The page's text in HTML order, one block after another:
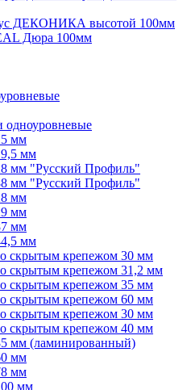
ДЕКОНИКА высотой 100мм
Дюра 100мм
одноуровневые
мм
мм
мм "Русский Профиль"
мм "Русский Профиль"
мм
мм
мм
мм
скрытым крепежом 30 мм
скрытым крепежом 31,2 мм
скрытым крепежом 35 мм
скрытым крепежом 60 мм
скрытым крепежом 30 мм
скрытым крепежом 40 мм
мм (ламинированный)
мм
мм
мм